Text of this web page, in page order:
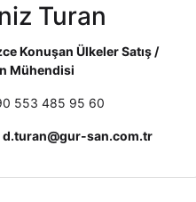
Turan
Konuşan Ülkeler Satış /
Mühendisi
553 485 95 60
d.turan@gur-san.com.tr